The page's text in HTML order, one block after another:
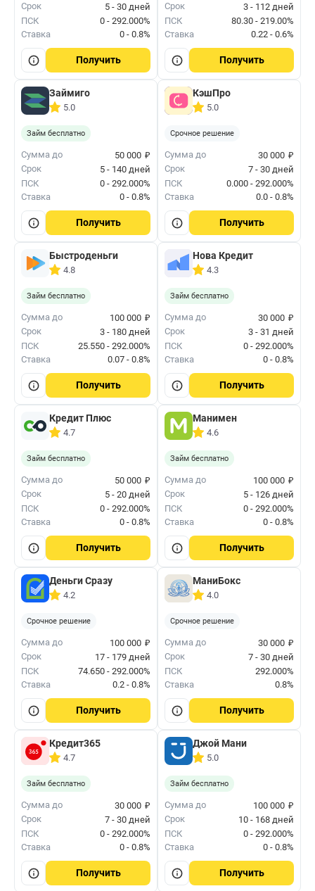
Срок
5 - 30 дней
ПСК
0 - 292.000%
Ставка
0 - 0.8%
Получить
Срок
3 - 112 дней
ПСК
80.30 - 219.00%
Ставка
0.22 - 0.6%
Получить
Займиго
5.0
Займ бесплатно
Сумма до 50 000 ₽
Срок
5 - 140 дней
ПСК
0 - 292.000%
Ставка
0 - 0.8%
Получить
КэшПро
5.0
Срочное решение
Сумма до 30 000 ₽
Срок
7 - 30 дней
ПСК
0.000 - 292.000%
Ставка
0.0 - 0.8%
Получить
Быстроденьги
4.8
Займ бесплатно
Сумма до 100 000 ₽
Срок
3 - 180 дней
ПСК
25.550 - 292.000%
Ставка
0.07 - 0.8%
Получить
Нова Кредит
4.3
Займ бесплатно
Сумма до 30 000 ₽
Срок
3 - 31 дней
ПСК
0 - 292.000%
Ставка
0 - 0.8%
Получить
Кредит Плюс
4.7
Займ бесплатно
Сумма до 50 000 ₽
Срок
5 - 20 дней
ПСК
0 - 292.000%
Ставка
0 - 0.8%
Получить
Манимен
4.6
Займ бесплатно
Сумма до 100 000 ₽
Срок
5 - 126 дней
ПСК
0 - 292.000%
Ставка
0 - 0.8%
Получить
Деньги Сразу
4.2
Срочное решение
Сумма до 100 000 ₽
Срок
17 - 179 дней
ПСК
74.650 - 292.000%
Ставка
0.2 - 0.8%
Получить
МаниБокс
4.0
Срочное решение
Сумма до 30 000 ₽
Срок
7 - 30 дней
ПСК
292.000%
Ставка
0.8%
Получить
Кредит365
4.7
Займ бесплатно
Сумма до 30 000 ₽
Срок
7 - 30 дней
ПСК
0 - 292.000%
Ставка
0 - 0.8%
Получить
Джой Мани
5.0
Займ бесплатно
Сумма до 100 000 ₽
Срок
10 - 168 дней
ПСК
0 - 292.000%
Ставка
0 - 0.8%
Получить